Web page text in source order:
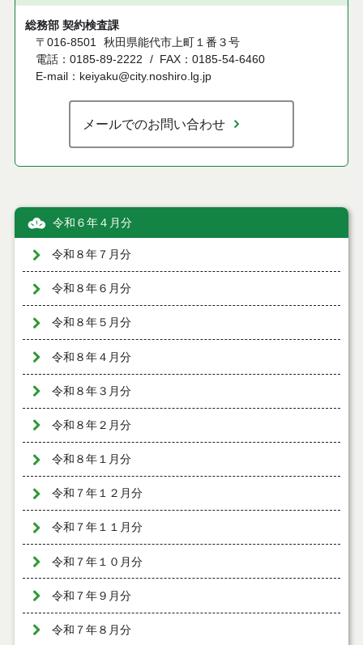
総務部 契約検査課
〒016-8501
秋田県能代市上町１番３号
電話：0185-89-2222
FAX：0185-54-6460
E-mail：keiyaku@city.noshiro.lg.jp
メールでのお問い合わせ
令和６年４月分
令和８年７月分
令和８年６月分
令和８年５月分
令和８年４月分
令和８年３月分
令和８年２月分
令和８年１月分
令和７年１２月分
令和７年１１月分
令和７年１０月分
令和７年９月分
令和７年８月分